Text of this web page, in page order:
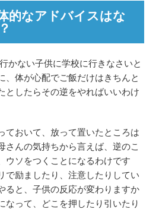
的なアドバイスはな
かない子供に学校に行きなさいと
、体が心配でご飯だけはきちんと
としたらその逆をやればいいわけ
ておいて、放って置いたところは
さんの気持ちから言えば、逆のこ
ウソをつくことになるわけです
で励ましたり、注意したりしてい
ると、子供の反応が変わりますか
なって、どこを押したり引いたり